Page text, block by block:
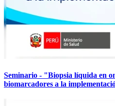
Seminario - "Biopsia líquida en
biomarcadores a la